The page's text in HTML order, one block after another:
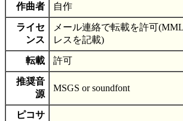
作曲者 自作
ライセ
ンス
メール連絡で転載を許可
レスを記載)
転載 許可
推奨音
源
MSGS or soundfont
ピコサ